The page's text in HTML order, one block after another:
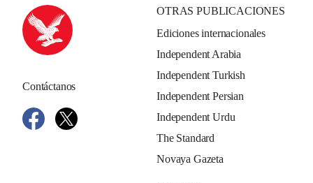
Contáctanos
OTRAS PUBLICACIONES
Ediciones internacionales
Independent Arabia
Independent Turkish
Independent Persian
Independent Urdu
The Standard
Novaya Gazeta